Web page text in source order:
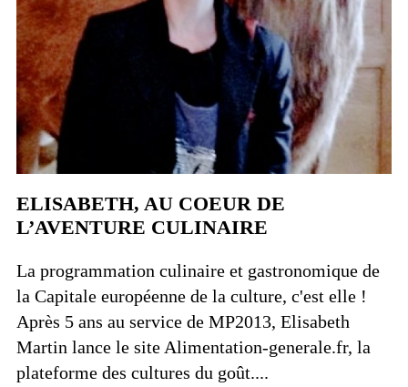
ELISABETH, AU COEUR DE
L’AVENTURE CULINAIRE
La programmation culinaire et gastronomique de
la Capitale européenne de la culture, c'est elle !
Après 5 ans au service de MP2013, Elisabeth
Martin lance le site Alimentation-generale.fr, la
plateforme des cultures du goût....